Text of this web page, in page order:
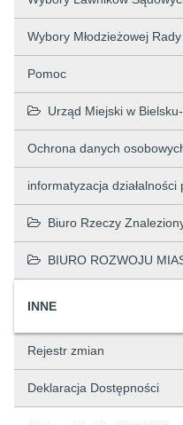
Wybory Młodzieżowej
Pomoc
Urząd Miejski w Bielsku-
Ochrona danych
informatyzacja działalności
Biuro Rzeczy
BIURO ROZWOJU
INNE
Rejestr zmian
Deklaracja Dostępności